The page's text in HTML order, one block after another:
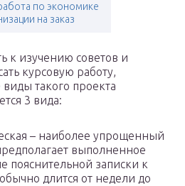
по экономике
на заказ
к изучению советов и
курсовую работу,
такого проекта
3 вида:
– наиболее упрощенный
выполненное
пояснительной записки к
длится от недели до